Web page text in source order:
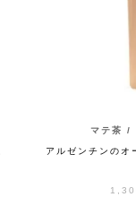
マテ茶
アルゼンチンのオ